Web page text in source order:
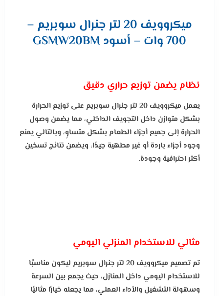
ميكروويف 20 لتر جنرال سوبريم –
700 وات – أسود GSMW20BM
نظام يضمن توزيع حراري دقيق
يعمل ميكروويف 20 لتر جنرال سوبريم على توزيع الحرارة
بشكل متوازن داخل التجويف الداخلي، مما يضمن وصول
الحرارة إلى جميع أجزاء الطعام بشكل متساوٍ، وبالتالي يمنع
وجود أجزاء باردة أو غير مطهية جيدًا، ويضمن نتائج تسخين
أكثر احترافية وجودة.
مثالي للاستخدام المنزلي اليومي
تم تصميم ميكروويف 20 لتر جنرال سوبريم ليكون مناسبًا
للاستخدام اليومي داخل المنازل، حيث يجمع بين السرعة
وسهولة التشغيل والأداء العملي، مما يجعله خيارًا مثاليًا